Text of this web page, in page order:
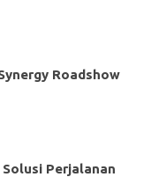
Roadshow
Solusi Perjalanan